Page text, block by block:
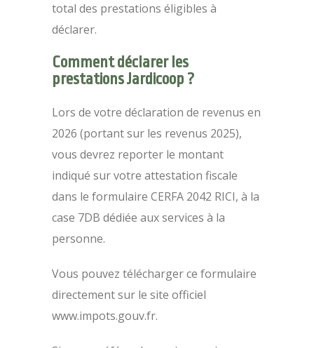
total des prestations éligibles à
déclarer.
Comment déclarer les
prestations Jardicoop ?
Lors de votre déclaration de revenus en
2026 (portant sur les revenus 2025),
vous devrez reporter le montant
indiqué sur votre attestation fiscale
dans le formulaire CERFA 2042 RICI, à la
case 7DB dédiée aux services à la
personne.
Vous pouvez télécharger ce formulaire
directement sur le site officiel
www.impots.gouv.fr.